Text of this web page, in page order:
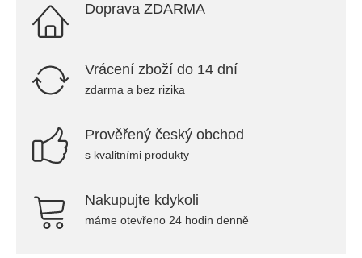
Doprava ZDARMA
Vrácení zboží do 14 dní
zdarma a bez rizika
Prověřený český obchod
s kvalitními produkty
Nakupujte kdykoli
máme otevřeno 24 hodin denně